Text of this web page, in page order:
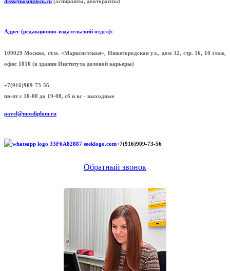
Адрес (редакционно-издательский отдел):
109029 Москва, ст.м. «Марксистская», Нижегородская ул., дом 32, стр. 16, 10 этаж,
офис 1010 (в здании Института деловой карьеры)
+7(916)909-73-56
пн-пт с 10-00 до 19-00, сб и вс - выходные
pavel@mosdiplom.ru
+7(916)909-73-56
Обратный звонок